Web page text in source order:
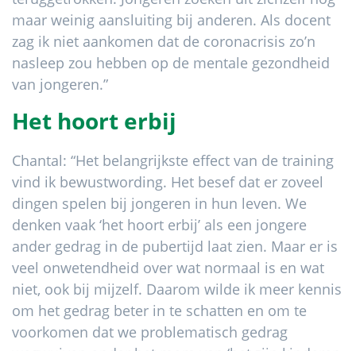
maar weinig aansluiting bij anderen. Als docent
zag ik niet aankomen dat de coronacrisis zo’n
nasleep zou hebben op de mentale gezondheid
van jongeren.”
Het hoort erbij
Chantal: “Het belangrijkste effect van de training
vind ik bewustwording. Het besef dat er zoveel
dingen spelen bij jongeren in hun leven. We
denken vaak ‘het hoort erbij’ als een jongere
ander gedrag in de pubertijd laat zien. Maar er is
veel onwetendheid over wat normaal is en wat
niet, ook bij mijzelf. Daarom wilde ik meer kennis
om het gedrag beter in te schatten en om te
voorkomen dat we problematisch gedrag